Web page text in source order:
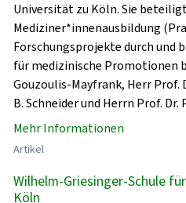
Universität zu Köln. Sie
Mediziner*innenausbildung
Forschungsprojekte durch und
für medizinische Promotionen
Gouzoulis-Mayfrank, Herr Prof.
B. Schneider und Herrn Prof. Dr.
Mehr Informationen
Artikel
Wilhelm-Griesinger-Schule
Köln